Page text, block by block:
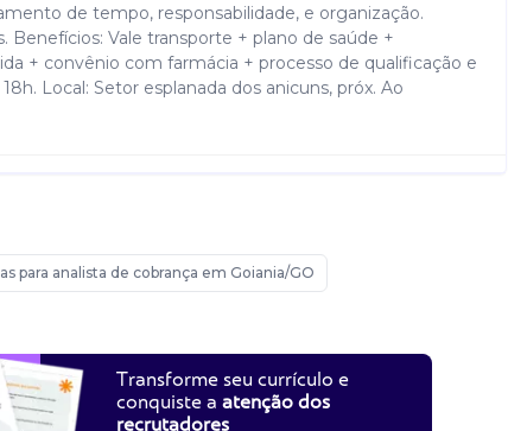
de tempo, responsabilidade, e organização.
Benefícios: Vale transporte + plano de saúde +
+ convênio com farmácia + processo de qualificação e
Local: Setor esplanada dos anicuns, próx. Ao
para analista de cobrança em Goiania/GO
Transforme seu currículo e
conquiste a atenção dos
recrutadores